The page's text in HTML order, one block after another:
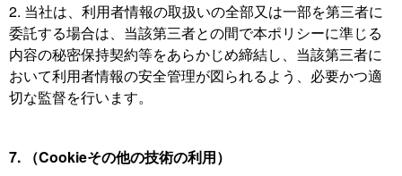
2. 当社は、利用者情報の取扱いの全部又は一部を第三者に
委託する場合は、当該第三者との間で本ポリシーに準じる
内容の秘密保持契約等をあらかじめ締結し、当該第三者に
おいて利用者情報の安全管理が図られるよう、必要かつ適
切な監督を行います。
7. （Cookieその他の技術の利用）